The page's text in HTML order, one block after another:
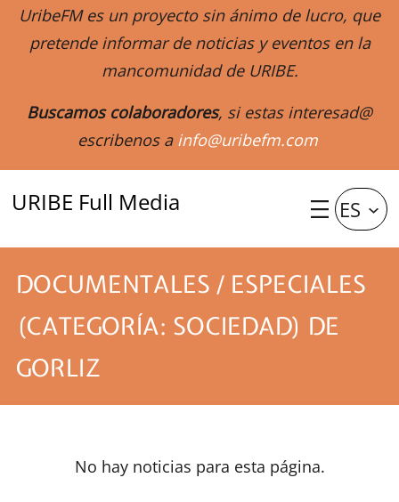
UribeFM es un proyecto sin ánimo de lucro, que
pretende informar de noticias y eventos en la
mancomunidad de URIBE.
Buscamos colaboradores, si estas interesad@
escribenos a info@uribefm.com
URIBE Full Media ES
DOCUMENTALES / ESPECIALES
(CATEGORÍA: SOCIEDAD) DE
GORLIZ
No hay noticias para esta página.